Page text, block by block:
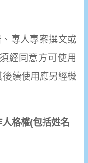
專人專案撰文或
經同意方可使用
續使用應另經機
格權(包括姓名